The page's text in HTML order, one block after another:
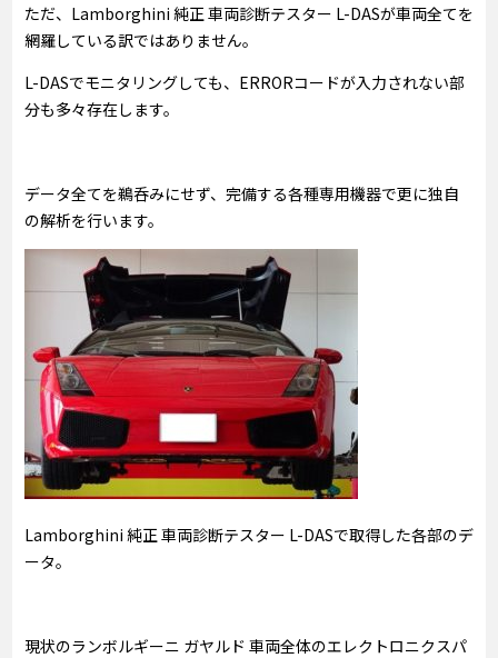
ただ、Lamborghini 純正 車両診断テスター L-DASが車両全てを
網羅している訳ではありません。
L-DASでモニタリングしても、ERRORコードが入力されない部
分も多々存在します。
データ全てを鵜呑みにせず、完備する各種専用機器で更に独自
の解析を行います。
Lamborghini 純正 車両診断テスター L-DASで取得した各部のデ
ータ。
現状のランボルギーニ ガヤルド 車両全体のエレクトロニクスパ